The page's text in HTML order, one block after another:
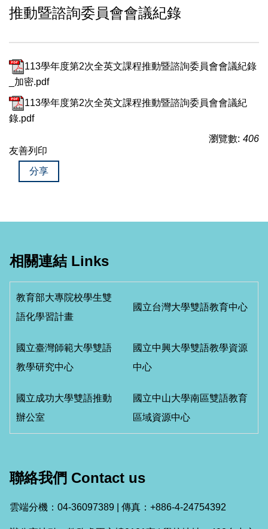
推動暨諮詢委員會會議紀錄
113學年度第2次全英文課程推動暨諮詢委員會會議紀錄
_加密.pdf
113學年度第2次全英文課程推動暨諮詢委員會會議紀
錄.pdf
瀏覽數: 406
友善列印
分享
相關連結 Links
教育部大專院校學生雙
語化學習計畫
國立台灣大學雙語教育中心
國立臺灣師範大學雙語
教學研究中心
國立中興大學雙語教學資源
中心
國立成功大學雙語推動
辦公室
國立中山大學南區雙語教育
區域資源中心
聯絡我們 Contact us
雲端分機：04-36097389 | 傳真：+886-4-24754392